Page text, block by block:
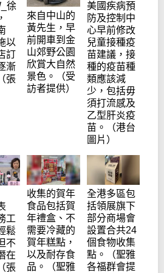
徐
以
訂
漸
張
來自中山的
黃先生，早
前開車到金
山郊野公園
欣賞大自然
景色。（受
訪者提供）
美國疾病預
防及控制中
心早前修改
兒童接種疫
苗建議，接
種的疫苗種
類應該減
少，包括毋
須打流感及
乙型肝炎疫
苗。（港台
圖片）
工
鬆
不
在
張
收集的賀年
食品包括賀
年禮盒、不
需要冷藏的
賀年糕點，
以及耐存食
品。（聖雅
全港多區包
括領展旗下
部分商場會
設置合共24
個食物收集
點。（聖雅
各福群會提